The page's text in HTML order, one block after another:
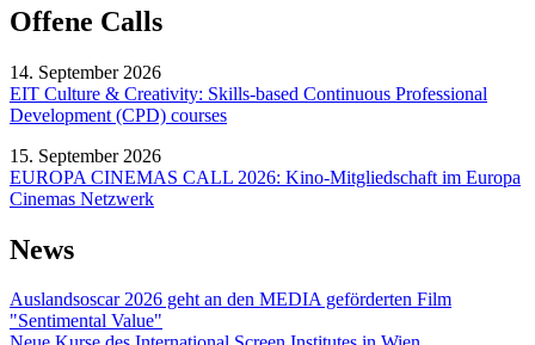
Offene Calls
14. September 2026
EIT Culture & Creativity: Skills-based Continuous Professional
Development (CPD) courses
15. September 2026
EUROPA CINEMAS CALL 2026: Kino-Mitgliedschaft im Europa
Cinemas Netzwerk
News
Auslandsoscar 2026 geht an den MEDIA geförderten Film
"Sentimental Value"